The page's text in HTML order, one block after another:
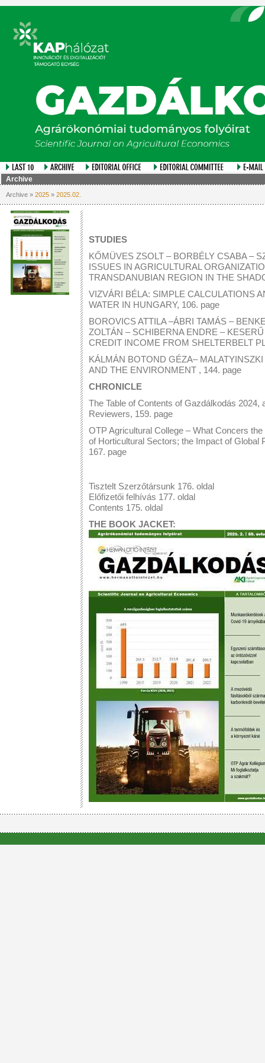
Archive
Archive » 2025 » 2025.02.
STUDIES
KŐMÜVES ZSOLT – BORBÉLY CSABA –
ISSUES IN AGRICULTURAL
TRANSDANUBIAN REGION IN THE
VIZVÁRI BÉLA: SIMPLE CALCULATIONS
WATER IN HUNGARY, 106. page
BOROVICS ATTILA –ÁBRI TAMÁS –
ZOLTÁN – SCHIBERNA ENDRE –
CREDIT INCOME FROM SHELTERBELT
KÁLMÁN BOTOND GÉZA–
AND THE ENVIRONMENT , 144. page
CHRONICLE
The Table of Contents of Gazdálkodás
Reviewers, 159. page
OTP Agricultural College – What Concers
of Horticultural Sectors; the Impact of Global
167. page
Tisztelt Szerzőtársunk 176. oldal
Előfizetői felhívás 177. oldal
Contents 175. oldal
THE BOOK JACKET: